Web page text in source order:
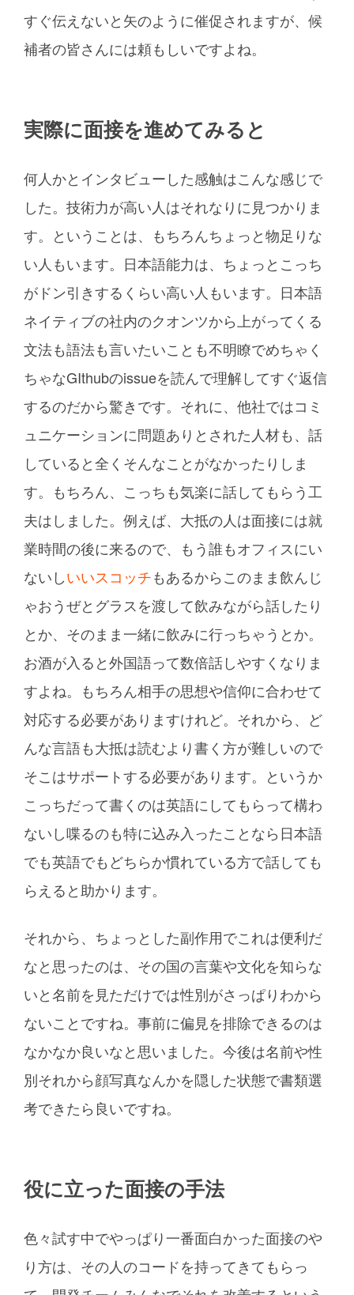
すぐ伝えないと矢のように催促されますが、候
補者の皆さんには頼もしいですよね。
実際に面接を進めてみると
何人かとインタビューした感触はこんな感じで
した。技術力が高い人はそれなりに見つかりま
す。ということは、もちろんちょっと物足りな
い人もいます。日本語能力は、ちょっとこっち
がドン引きするくらい高い人もいます。日本語
ネイティブの社内のクオンツから上がってくる
文法も語法も言いたいことも不明瞭でめちゃく
ちゃなGIthubのissueを読んで理解してすぐ返信
するのだから驚きです。それに、他社ではコミ
ュニケーションに問題ありとされた人材も、話
していると全くそんなことがなかったりしま
す。もちろん、こっちも気楽に話してもらう工
夫はしました。例えば、大抵の人は面接には就
業時間の後に来るので、もう誰もオフィスにい
ないしいいスコッチもあるからこのまま飲んじ
ゃおうぜとグラスを渡して飲みながら話したり
とか、そのまま一緒に飲みに行っちゃうとか。
お酒が入ると外国語って数倍話しやすくなりま
すよね。もちろん相手の思想や信仰に合わせて
対応する必要がありますけれど。それから、ど
んな言語も大抵は読むより書く方が難しいので
そこはサポートする必要があります。というか
こっちだって書くのは英語にしてもらって構わ
ないし喋るのも特に込み入ったことなら日本語
でも英語でもどちらか慣れている方で話しても
らえると助かります。
それから、ちょっとした副作用でこれは便利だ
なと思ったのは、その国の言葉や文化を知らな
いと名前を見ただけでは性別がさっぱりわから
ないことですね。事前に偏見を排除できるのは
なかなか良いなと思いました。今後は名前や性
別それから顔写真なんかを隠した状態で書類選
考できたら良いですね。
役に立った面接の手法
色々試す中でやっぱり一番面白かった面接のや
り方は、その人のコードを持ってきてもらっ